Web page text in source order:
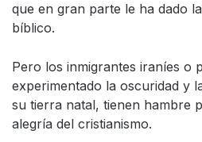
que en gran parte le ha dado
bíblico.
Pero los inmigrantes iraníes o
experimentado la oscuridad y
su tierra natal, tienen hambre
alegría del cristianismo.